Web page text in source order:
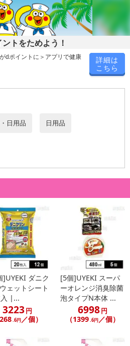
ございます。また商品によって発送
店よりお届けする商品は、ご利用いた
とを目的としており、転売等は固く
認された場合は、サービス利用を停
リー別注意事項（※必ずご確認くだ
報は 2026-07-09 14:13:35.0での情報となります。
トをためよう！
dポイントに＞アプリで健康
詳細は
こちら
日用品 日用品
]UYEKI ダニク
ェットシート
|...
3223円
268.6円／個）
[5個]UYEKI スーパ
ーオレンジ消臭除菌
泡タイプN本体 ...
6998円
（1399.6円／個）